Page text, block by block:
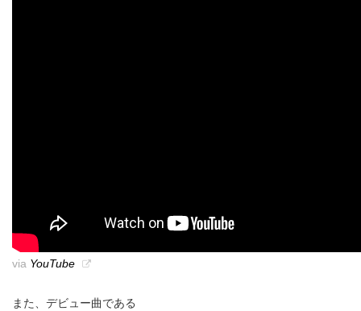
via YouTube
また、デビュー曲である